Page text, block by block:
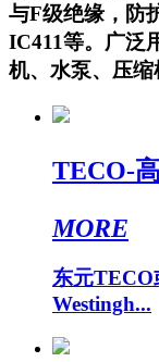
与F级绝缘，防
IC411等。广泛
机、水泵、压缩
TECO-
MORE
东元TECO
Westingh...